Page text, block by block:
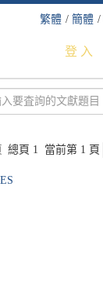
繁體 / 簡體 /
登 入
總頁 1 當前第 1 頁